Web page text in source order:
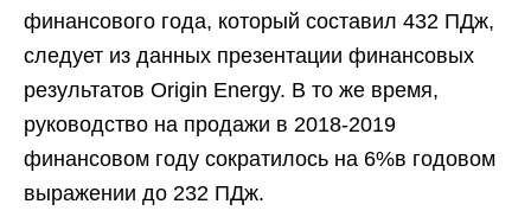
финансового года, который составил 432 ПДж,
следует из данных презентации финансовых
результатов Origin Energy. В то же время,
руководство на продажи в 2018-2019
финансовом году сократилось на 6%в годовом
выражении до 232 ПДж.